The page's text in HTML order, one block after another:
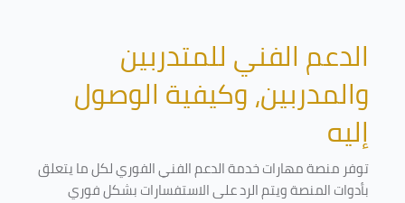
الدعم الفني للمتدربين
والمدربين، وكيفية الوصول
إليه
توفر منصة مهارات خدمة الدعم الفني الفوري لكل ما يتعلق
بأدوات المنصة ويتم الرد على الاستفسارات بشكل فوري